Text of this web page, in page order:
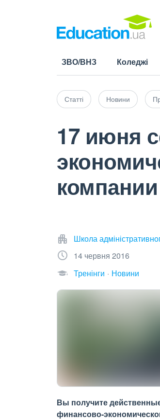
ЗВО/ВНЗ Коледжі
Статті Новини
17 июня
Школа
14 червня 2016
Тренінги
Новини
Вы получите
финансово-